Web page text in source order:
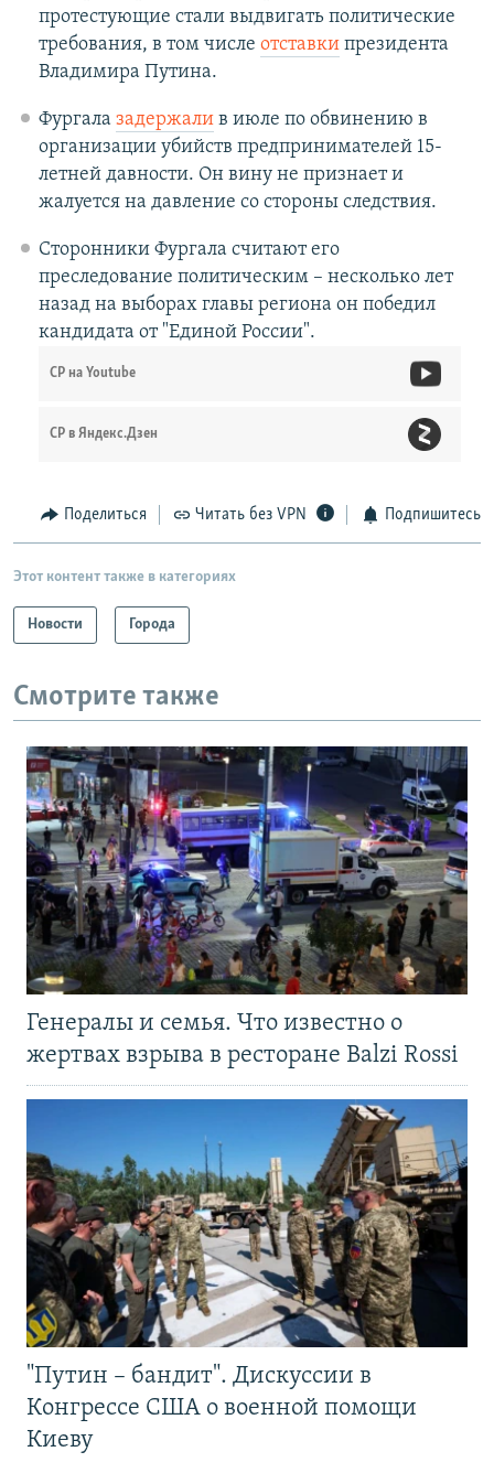
протестующие стали выдвигать политические
требования, в том числе отставкипрезидента
Владимира Путина.
Фургала задержалив июле по обвинению в
организации убийств предпринимателей 15-
летней давности. Он вину не признает и
жалуется на давление со стороны следствия.
Сторонники Фургала считают его
преследование политическим – несколько лет
назад на выборах главы региона он победил
кандидата от "Единой России".
СР на Youtube
СР в Яндекс.Дзен
Поделиться Читать без VPN Подпишитесь
Этот контент также в категориях
Новости Города
Смотрите также
Генералы и семья. Что известно о
жертвах взрыва в ресторане Balzi Rossi
"Путин – бандит". Дискуссии в
Конгрессе США о военной помощи
Киеву